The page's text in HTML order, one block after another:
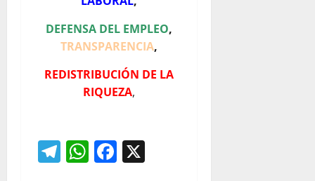
DEFENSA DEL EMPLEO,
TRANSPARENCIA,
REDISTRIBUCIÓN DE LA
RIQUEZA,
Telegram
WhatsApp
Facebook